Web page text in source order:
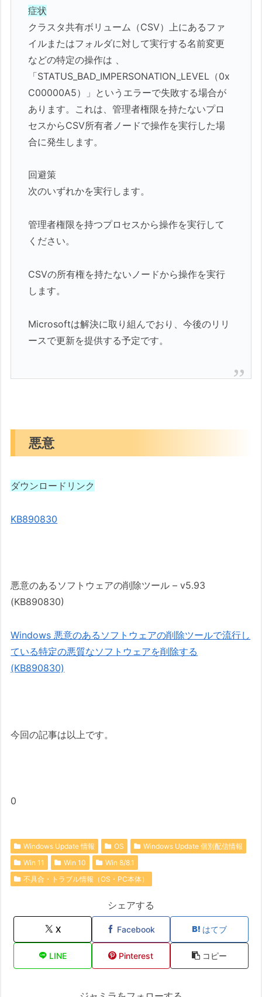
症状
クラスタ共有ボリューム（CSV）上にあるファ
イルまたはフォルダに対して実行する名前変更
などの特定の操作は 、
「STATUS_BAD_IMPERSONATION_LEVEL（0x
C00000A5）」というエラーで失敗する場合が
あります。これは、管理者権限を持たないプロ
セスからCSV所有者ノードで操作を実行した場
合に発生します。
回避策
次のいずれかを実行します。
管理者権限を持つプロセスから操作を実行して
ください。
CSVの所有権を持たないノードから操作を実行
します。
Microsoftは解決に取り組んでおり、今後のリリ
ースで更新を提供する予定です。
悪意
ダウンロードリンク
KB890830
悪意のあるソフトウェアの削除ツール – v5.93
(KB890830)
Windows 悪意のあるソフトウェアの削除ツールで流行し
ている特定の悪質なソフトウェアを削除する
(KB890830)
今回の記事は以上です。
0
Windows Update 情報 OS
Windows Update 個別配信情報
Win 11
Win 10
Win 8/8.1
不具合・トラブル情報（OS・PC本体）
シェアする
X Facebook はてブ
LINE Pinterest コピー